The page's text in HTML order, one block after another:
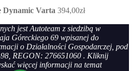
Dynamic Varta 394,00zł
jest Autoteam z siedzibą w
Góreckiego 69 wpisanej do
o Działalności Gospodarczej, pod
REGON: 276651060 . Kliknij
więcej informacji na temat